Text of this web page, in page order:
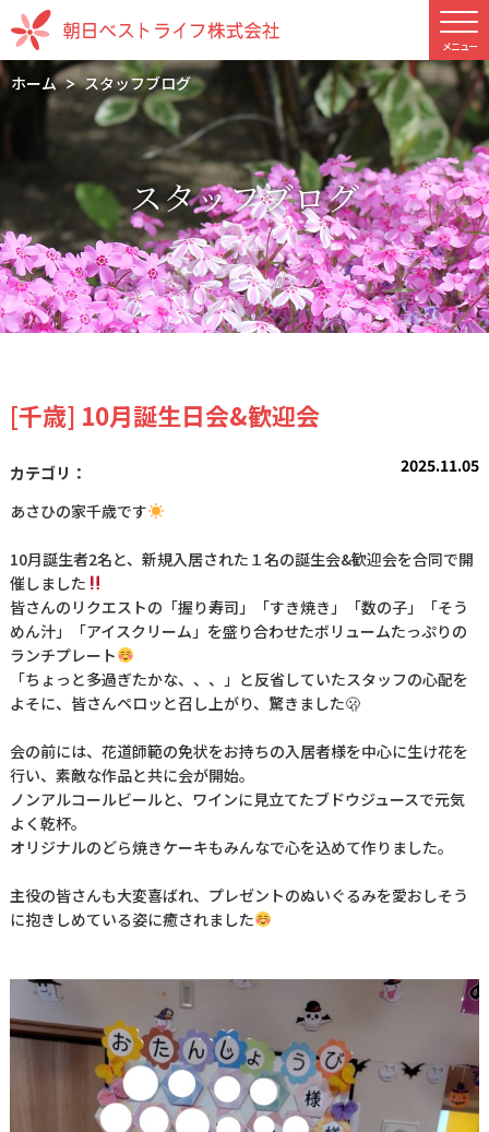
ホーム スタッフブログ
スタッフブログ
[千歳] 10月誕生日会&歓迎会
2025.11.05
あさひの家千歳です
10月誕生者2名と、新規入居された１名の誕生会&歓迎会を合同で開
催しました
皆さんのリクエストの「握り寿司」「すき焼き」「数の子」「そう
めん汁」「アイスクリーム」を盛り合わせたボリュームたっぷりの
ランチプレート
「ちょっと多過ぎたかな、、、」と反省していたスタッフの心配を
よそに、皆さんペロッと召し上がり、驚きました🫢
会の前には、花道師範の免状をお持ちの入居者様を中心に生け花を
行い、素敵な作品と共に会が開始。
ノンアルコールビールと、ワインに見立てたブドウジュースで元気
よく乾杯。
オリジナルのどら焼きケーキもみんなで心を込めて作りました。
主役の皆さんも大変喜ばれ、プレゼントのぬいぐるみを愛おしそう
に抱きしめている姿に癒されました